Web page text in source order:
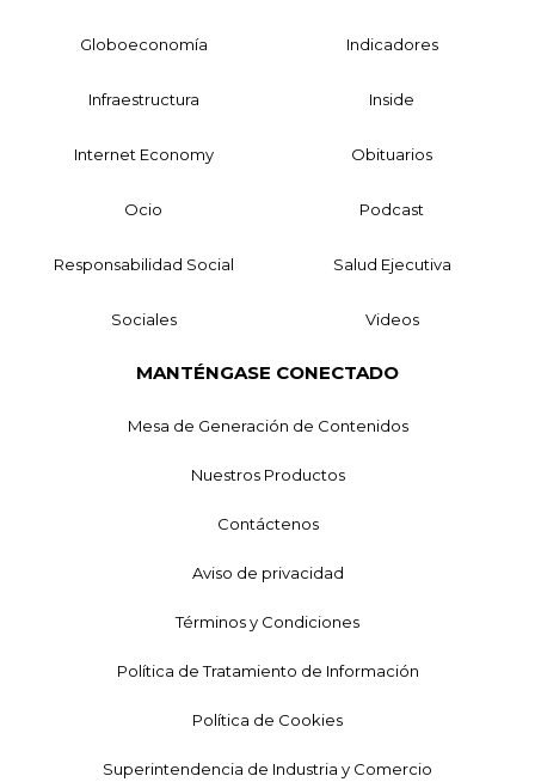
Globoeconomía Indicadores
Infraestructura Inside
Internet Economy Obituarios
Ocio Podcast
Responsabilidad Social Salud Ejecutiva
Sociales Videos
MANTÉNGASE CONECTADO
Mesa de Generación de Contenidos
Nuestros Productos
Contáctenos
Aviso de privacidad
Términos y Condiciones
Política de Tratamiento de Información
Política de Cookies
Superintendencia de Industria y Comercio